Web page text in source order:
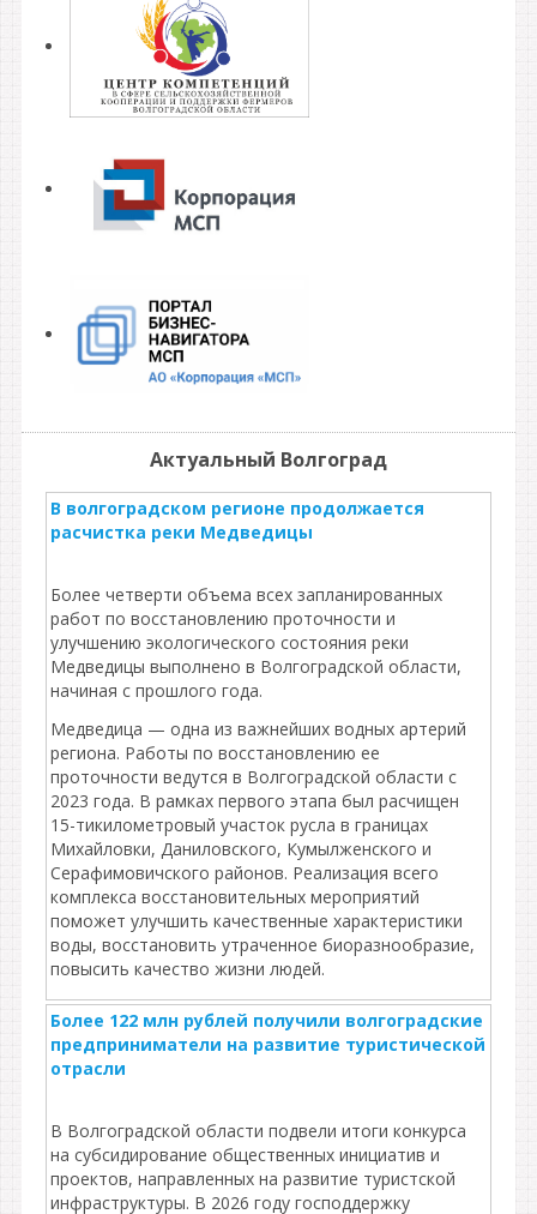
Актуальный Волгоград
В волгоградском регионе продолжается
расчистка реки Медведицы
Более четверти объема всех запланированных
работ по восстановлению проточности и
улучшению экологического состояния реки
Медведицы выполнено в Волгоградской области,
начиная с прошлого года.
Медведица — одна из важнейших водных артерий
региона. Работы по восстановлению ее
проточности ведутся в Волгоградской области с
2023 года. В рамках первого этапа был расчищен
15-тикилометровый участок русла в границах
Михайловки, Даниловского, Кумылженского и
Серафимовичского районов. Реализация всего
комплекса восстановительных мероприятий
поможет улучшить качественные характеристики
воды, восстановить утраченное биоразнообразие,
повысить качество жизни людей.
Более 122 млн рублей получили волгоградские
предприниматели на развитие туристической
отрасли
В Волгоградской области подвели итоги конкурса
на субсидирование общественных инициатив и
проектов, направленных на развитие туристской
инфраструктуры. В 2026 году господдержку